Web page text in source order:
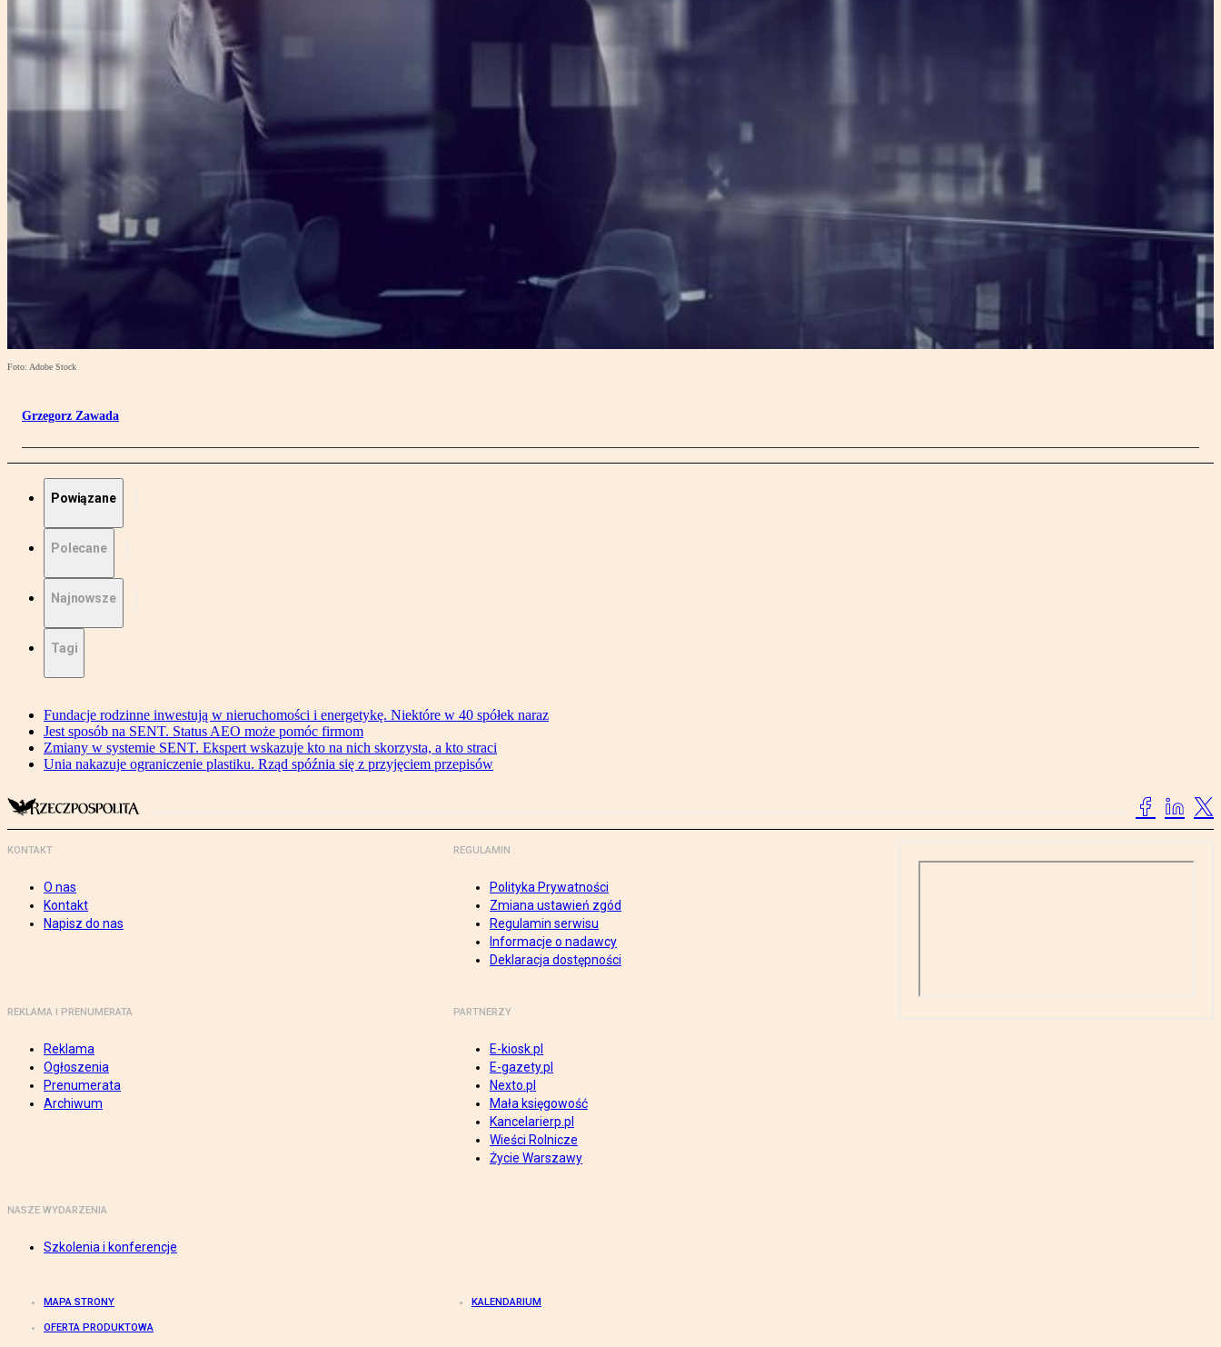
Foto: Adobe Stock
Grzegorz Zawada
Powiązane
Polecane
Najnowsze
Tagi
Fundacje rodzinne inwestują w nieruchomości i energetykę. Niektóre w 40 spółek naraz
Jest sposób na SENT. Status AEO może pomóc firmom
Zmiany w systemie SENT. Ekspert wskazuje kto na nich skorzysta, a kto straci
Unia nakazuje ograniczenie plastiku. Rząd spóźnia się z przyjęciem przepisów
KONTAKT
O nas
Kontakt
Napisz do nas
REGULAMIN
Polityka Prywatności
Zmiana ustawień zgód
Regulamin serwisu
Informacje o nadawcy
Deklaracja dostępności
REKLAMA I PRENUMERATA
Reklama
Ogłoszenia
Prenumerata
Archiwum
PARTNERZY
E-kiosk.pl
E-gazety.pl
Nexto.pl
Mała księgowość
Kancelarierp.pl
Wieści Rolnicze
Życie Warszawy
NASZE WYDARZENIA
Szkolenia i konferencje
MAPA STRONY KALENDARIUM
OFERTA PRODUKTOWA